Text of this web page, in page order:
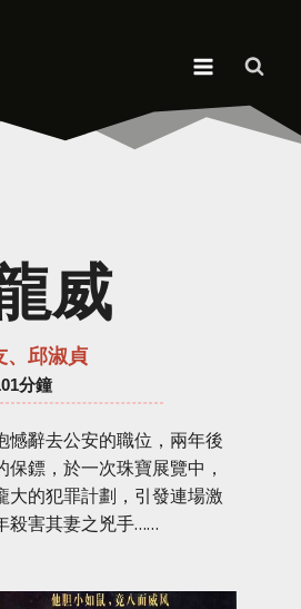
威
、邱淑貞
分鐘
憾辭去公安的職位，兩年後
鏢，於一次珠寶展覽中，
大的犯罪計劃，引發連場激
殺害其妻之兇手……